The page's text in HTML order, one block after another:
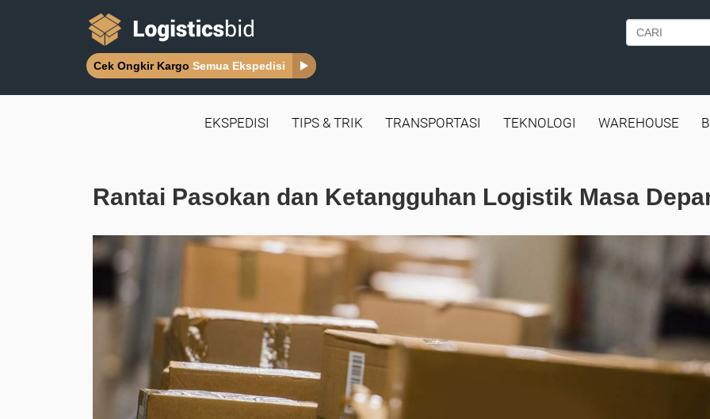
Cek Ongkir Kargo Semua Ekspedisi
EKSPEDISI TIPS & TRIK TRANSPORTASI TEKNOLOGI WAREHOUSE
Rantai Pasokan dan Ketangguhan Logistik Masa